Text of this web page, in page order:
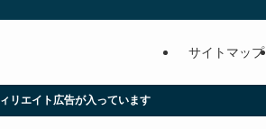
サイトマップ
リエイト広告が入っています